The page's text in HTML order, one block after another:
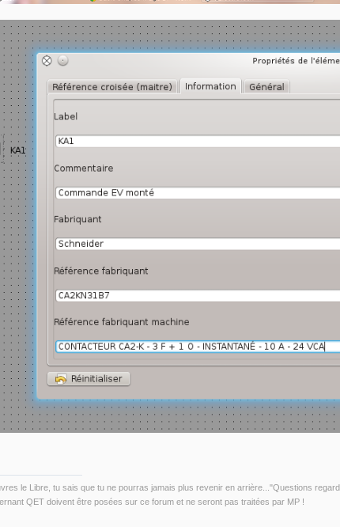
le Libre, tu sais que tu ne pourras jamais plus revenir en arrière..."Questions
QET doivent être posées sur ce forum et ne seront pas traitées par MP !